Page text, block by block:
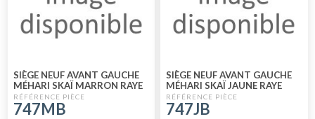
SIÈGE NEUF AVANT GAUCHE
MÉHARI SKAÏ MARRON RAYE
BLANC
747MB
SIÈGE NEUF AVANT GAUCHE
MÉHARI SKAÏ JAUNE RAYE
BLANC
747JB